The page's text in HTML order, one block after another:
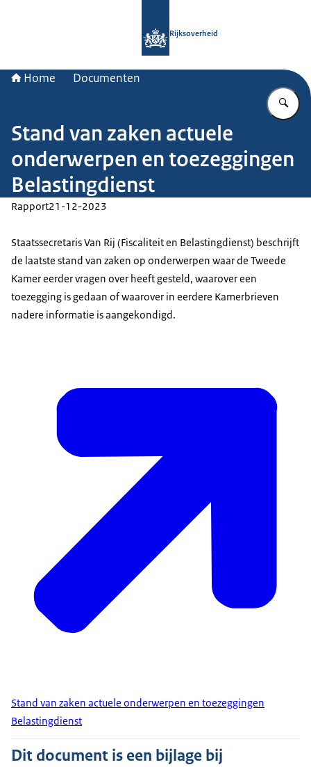
Rijksoverheid
Home Documenten
Stand van zaken actuele
onderwerpen en toezeggingen
Belastingdienst
Rapport21-12-2023
Staatssecretaris Van Rij (Fiscaliteit en Belastingdienst) beschrijft
de laatste stand van zaken op onderwerpen waar de Tweede
Kamer eerder vragen over heeft gesteld, waarover een
toezegging is gedaan of waarover in eerdere Kamerbrieven
nadere informatie is aangekondigd.
Stand van zaken actuele onderwerpen en toezeggingen
Belastingdienst
Dit document is een bijlage bij